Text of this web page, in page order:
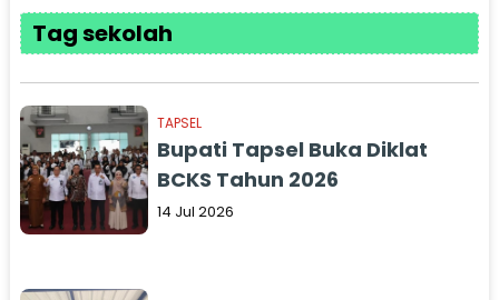
Tag sekolah
TAPSEL
Bupati Tapsel Buka Diklat
BCKS Tahun 2026
14 Jul 2026